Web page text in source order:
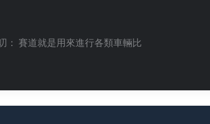
賽道就是用來進行各類車輛比